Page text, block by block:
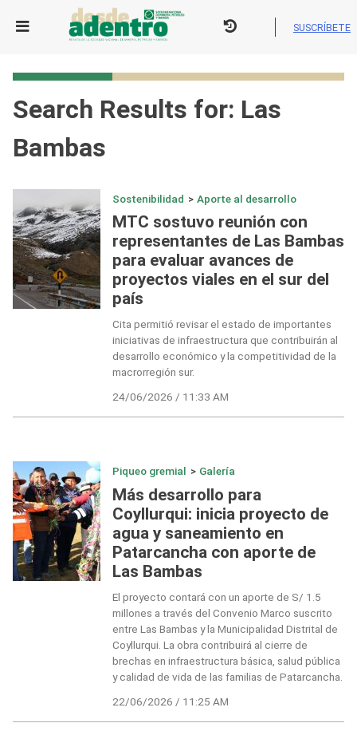
SUSCRÍBETE
Search Results for: Las
Bambas
Sostenibilidad > Aporte al desarrollo
MTC sostuvo reunión con
representantes de Las Bambas
para evaluar avances de
proyectos viales en el sur del
país
Cita permitió revisar el estado de importantes
iniciativas de infraestructura que contribuirán al
desarrollo económico y la competitividad de la
macrorregión sur.
24/06/2026 / 11:33 AM
Piqueo gremial > Galería
Más desarrollo para
Coyllurqui: inicia proyecto de
agua y saneamiento en
Patarcancha con aporte de
Las Bambas
El proyecto contará con un aporte de S/ 1.5
millones a través del Convenio Marco suscrito
entre Las Bambas y la Municipalidad Distrital de
Coyllurqui. La obra contribuirá al cierre de
brechas en infraestructura básica, salud pública
y calidad de vida de las familias de Patarcancha.
22/06/2026 / 11:25 AM